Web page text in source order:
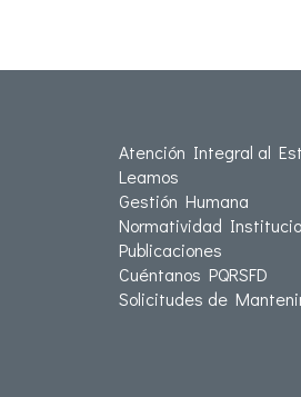
Atención Integral al
Leamos
Gestión Humana
Normatividad
Publicaciones
Cuéntanos PQRSFD
Solicitudes de